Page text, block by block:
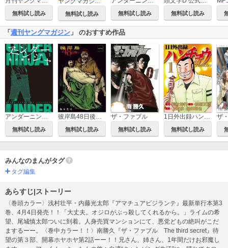
無料試し読み 無料試し読み 無料試し読み 無料試し読み
「 週刊ヤングマガジン 」 のおすすめ作品
アンダーニンジャ
無料試し読み
彼岸島48日後…
無料試し読み
ザ・ファブル
無料試し読み
1日外出録ハンチョウ
無料試し読み
みんなのまんがタグ
タグ編集
あらすじ|ストーリー
〈巻頭カラー〉浅村壮平・内藤光太郎『アマチュアビジランテ』最新単行本第3
巻、4月4日発売！！「大丈夫。オジロがぶっ殺してくれるから。」ライムの希
望、尾城慎太郎ついに到着。人身売買マンションにて、悪党どもの絶叫がこだ
まするーー。〈巻中カラー！！〉南勝久『ザ・ファブル The third secret』待
望の第３部、開幕ホヤホヤ第2話ーー！！兄さん、姉さん、1年間だけお邪魔し